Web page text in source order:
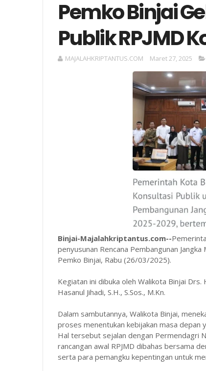
Pemko Binjai
Publik RPJMD
MAJALAHKRIPTANTUS.COM Maret 27, 2025
Binjai-Majalahkriptantus.com--
penyusunan Rencana Pembangunan
Pemko Binjai, Rabu (26/03/2025).
Kegiatan ini dibuka oleh Walikota Binjai Drs.
Hasanul Jihadi, S.H., S.Sos., M.Kn.
Dalam sambutannya, Walikota Binjai,
proses menentukan kebijakan masa depan
Hal tersebut sejalan dengan Permendagri
rancangan awal RPJMD dibahas bersama
serta para pemangku kepentingan untuk